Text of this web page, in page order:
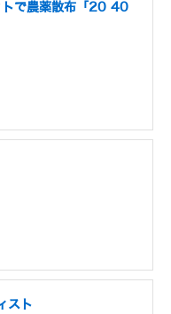
トで農薬散布「20 40
スト